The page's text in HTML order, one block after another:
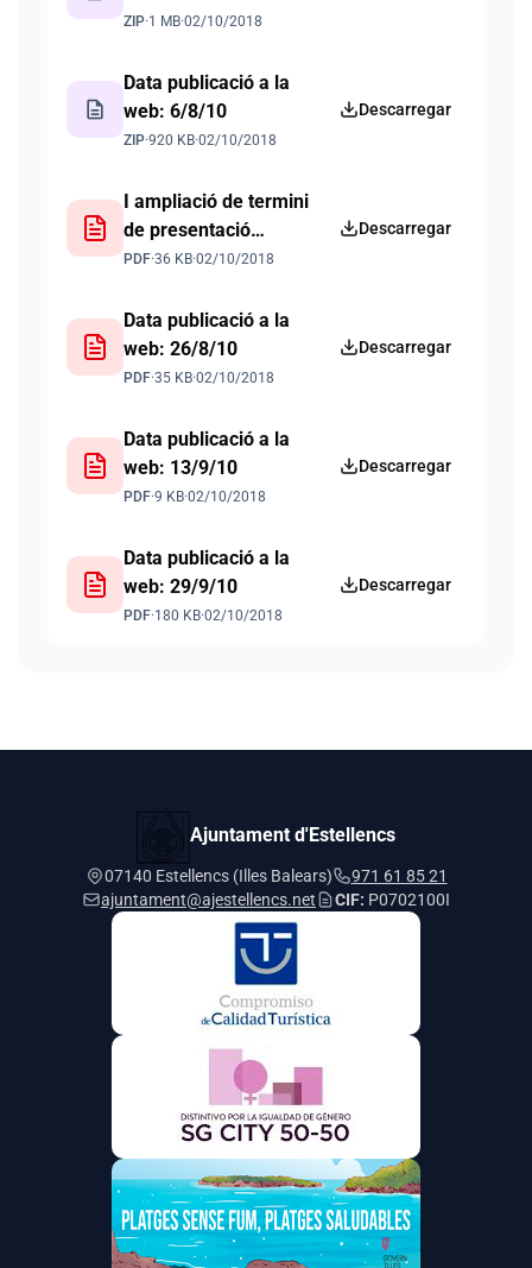
ZIP·1 MB·02/10/2018
description
Data publicació a la
web: 6/8/10
ZIP·920 KB·02/10/2018
Descarregar
I ampliació de termini
de presentació
d'ofertes Data
19/8/10
PDF·36 KB·02/10/2018
Descarregar
Data publicació a la
web: 26/8/10
PDF·35 KB·02/10/2018
Descarregar
Data publicació a la
web: 13/9/10
PDF·9 KB·02/10/2018
Descarregar
Data publicació a la
web: 29/9/10
PDF·180 KB·02/10/2018
Descarregar
Ajuntament d'Estellencs
07140 Estellencs (Illes Balears)
971 61 85 21
ajuntament@ajestellencs.net
CIF: P0702100I